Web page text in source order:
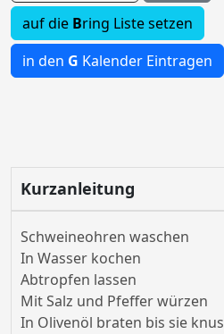
auf die Bring Liste setzen
in den G Kalender Eintragen
Kurzanleitung
Schweineohren waschen
In Wasser kochen
Abtropfen lassen
Mit Salz und Pfeffer würzen
In Olivenöl braten bis sie